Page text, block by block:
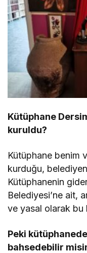
Kütüphane
kuruldu?
Kütüphane benim
kurduğu,
Kütüphanenin
Belediyesi’ne ait,
ve yasal olarak bu
Peki
bahsedebilir